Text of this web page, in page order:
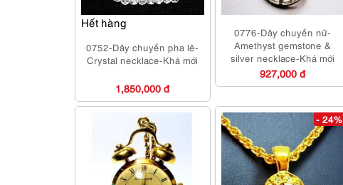
Hết hàng
0752-Dây chuyền pha lê-
Crystal necklace-Khá mới
1,850,000 đ
0776-Dây chuyền nữ-
Amethyst gemstone &
silver necklace-Khá mới
927,000 đ
- 24%